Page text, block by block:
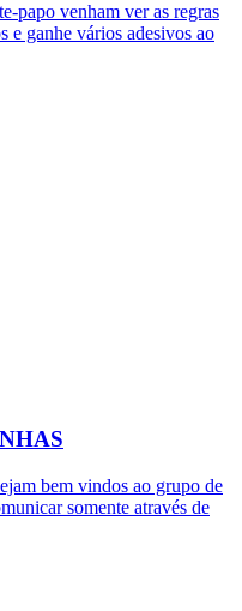
papo venham ver as regras
e ganhe vários adesivos ao
bem vindos ao grupo de
somente através de